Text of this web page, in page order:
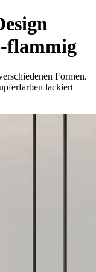
flammig
Formen.
lackiert